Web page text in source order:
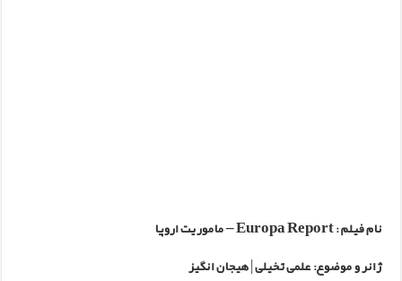
نام فیلم :Europa Report – ماموریت اروپا
ژانر و موضوع: علمی تخیلی | هیجان انگیز